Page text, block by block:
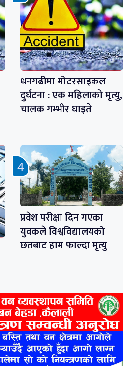
धनगढीमा मोटरसाइकल
दुर्घटना : एक महिलाको मृत्यु,
चालक गम्भीर घाइते
प्रवेश परीक्षा दिन गएका
युवकले विश्वविद्यालयको
छतबाट हाम फाल्दा मृत्यु